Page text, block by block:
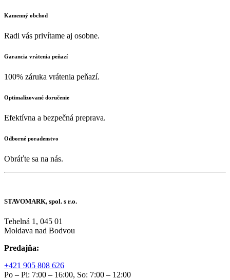
Kamenný obchod
Radi vás privítame aj osobne.
Garancia vrátenia peňazí
100% záruka vrátenia peňazí.
Optimalizované doručenie
Efektívna a bezpečná preprava.
Odborné poradenstvo
Obráťte sa na nás.
STAVOMARK, spol. s r.o.
Tehelná 1, 045 01
Moldava nad Bodvou
Predajňa:
+421 905 808 626
Po – Pi: 7:00 – 16:00, So: 7:00 – 12:00